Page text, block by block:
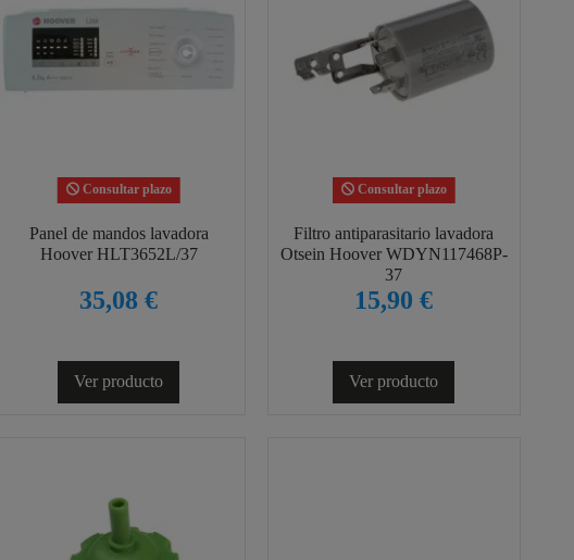
Consultar plazo
Panel de mandos lavadora
Hoover HLT3652L/37
35,08 €
Ver producto
Consultar plazo
Filtro antiparasitario lavadora
Otsein Hoover WDYN117468P-
37
15,90 €
Ver producto